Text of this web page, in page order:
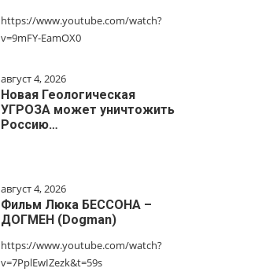
https://www.youtube.com/watch?
v=9mFY-EamOX0
август 4, 2026
Новая Геологическая
УГРОЗА может уничтожить
Россию…
август 4, 2026
Фильм Люка БЕССОНА –
ДОГМЕН (Dogman)
https://www.youtube.com/watch?
v=7PplEwIZezk&t=59s